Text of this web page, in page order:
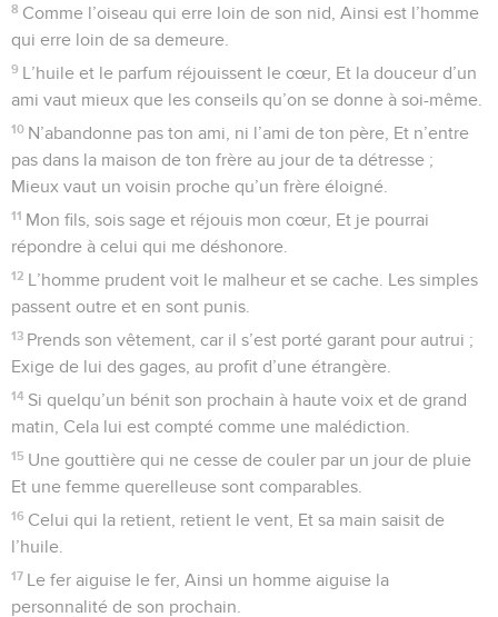
8 Comme l’oiseau qui erre loin de son nid, Ainsi est l’homme
qui erre loin de sa demeure.
9 L’huile et le parfum réjouissent le cœur, Et la douceur d’un
ami vaut mieux que les conseils qu’on se donne à soi-même.
10 N’abandonne pas ton ami, ni l’ami de ton père, Et n’entre
pas dans la maison de ton frère au jour de ta détresse ;
Mieux vaut un voisin proche qu’un frère éloigné.
11 Mon fils, sois sage et réjouis mon cœur, Et je pourrai
répondre à celui qui me déshonore.
12 L’homme prudent voit le malheur et se cache. Les simples
passent outre et en sont punis.
13 Prends son vêtement, car il s’est porté garant pour autrui ;
Exige de lui des gages, au profit d’une étrangère.
14 Si quelqu’un bénit son prochain à haute voix et de grand
matin, Cela lui est compté comme une malédiction.
15 Une gouttière qui ne cesse de couler par un jour de pluie
Et une femme querelleuse sont comparables.
16 Celui qui la retient, retient le vent, Et sa main saisit de
l’huile.
17 Le fer aiguise le fer, Ainsi un homme aiguise la
personnalité de son prochain.